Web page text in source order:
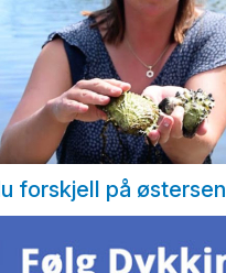
forskjell på østersen